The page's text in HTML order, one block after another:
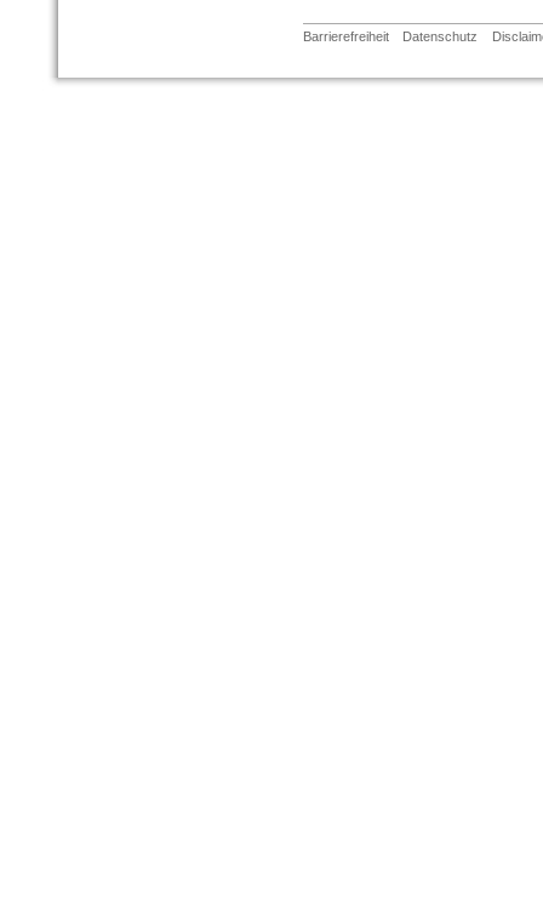
Barrierefreiheit Datenschutz